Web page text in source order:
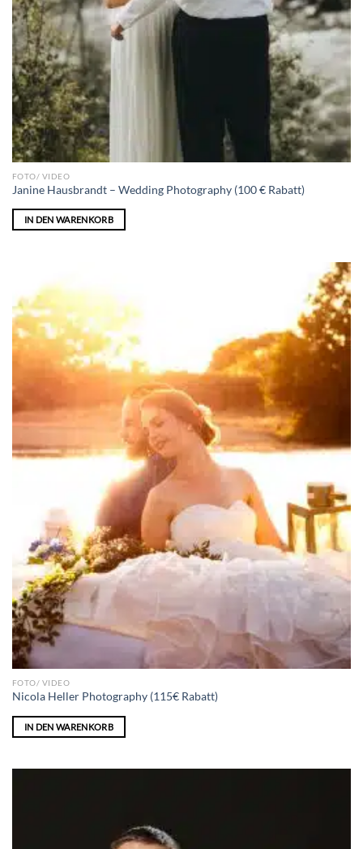
FOTO/ VIDEO
Janine Hausbrandt – Wedding Photography (100 € Rabatt)
IN DEN WARENKORB
FOTO/ VIDEO
Nicola Heller Photography (115€ Rabatt)
IN DEN WARENKORB